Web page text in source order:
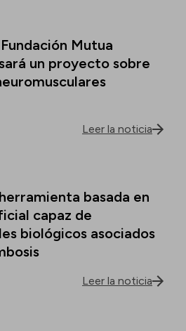
Mutua
un proyecto sobre
Leer la noticia
basada en
capaz de
biológicos asociados
Leer la noticia